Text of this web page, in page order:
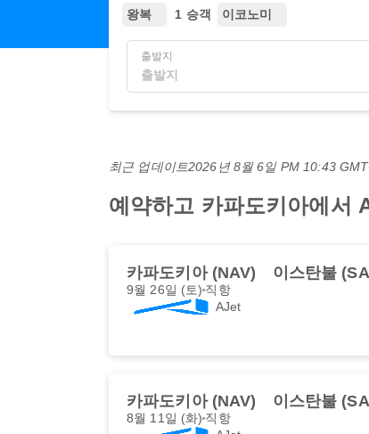
왕복 1 승객 이코노미
출발지
최근 업데이트2026년 8월 6일 PM 10:43
예약하고 카파도키아에서
카파도키아 (NAV) 이스탄불
9월 26일 (토) 직항
AJet
카파도키아 (NAV) 이스탄불
8월 11일 (화) 직항